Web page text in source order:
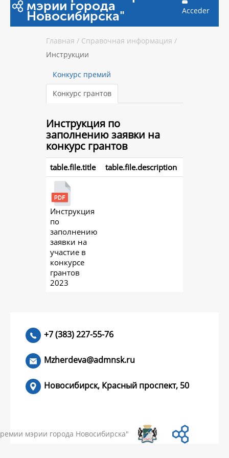
мэрии города
Новосибирска" Acceder
Главная / Справочная информация /
Инструкции
Конкурс премий
Конкурс грантов
Инструкция по
заполнению заявки на
конкурс грантов
table.file.title table.file.description
Инструкция
по
заполнению
заявки на
участие в
конкурсе
грантов
2023
+7 (383) 227-55-76
Mzherdeva@admnsk.ru
Новосибирск, Красный проспект, 50
мэрии города Новосибирска"